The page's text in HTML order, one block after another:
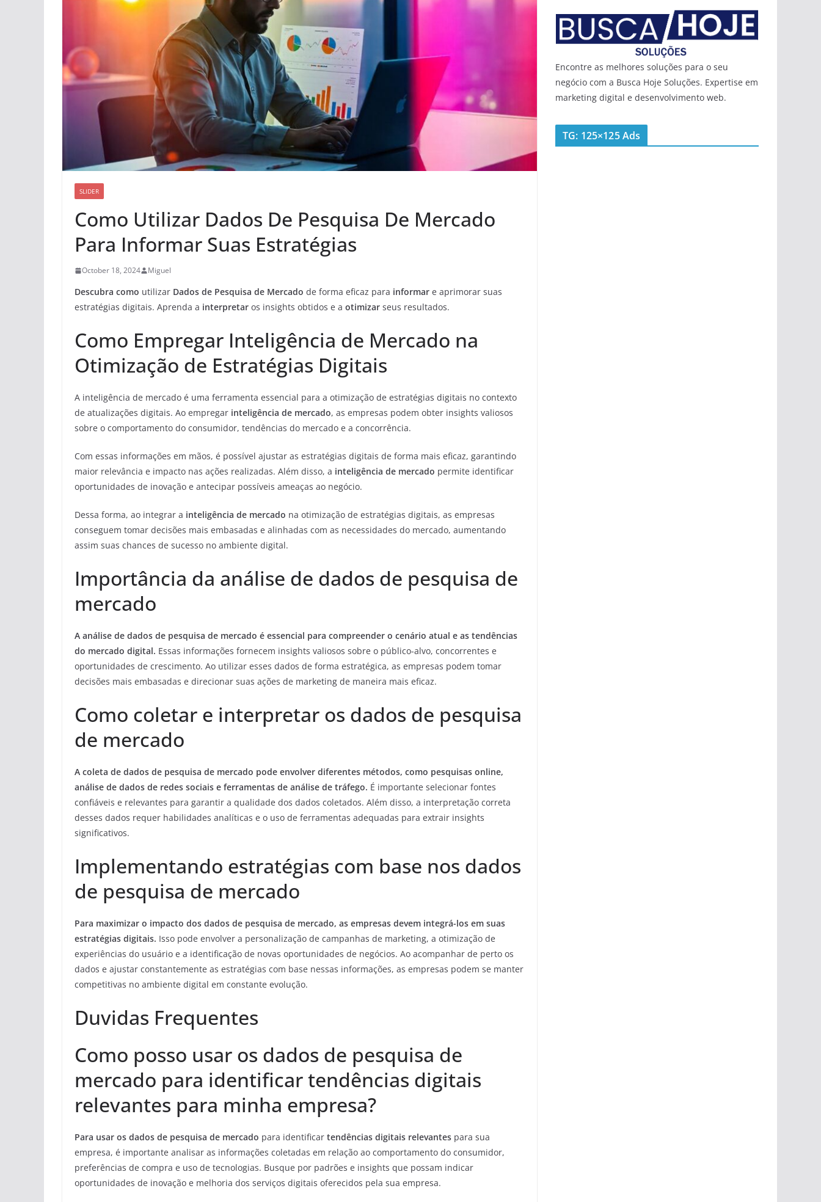
SLIDER
Como Utilizar Dados De Pesquisa De Mercado
Para Informar Suas Estratégias
October 18, 2024 Miguel
Descubra como utilizar Dados de Pesquisa de Mercado de forma eficaz para informar e aprimorar suas
estratégias digitais. Aprenda a interpretar os insights obtidos e a otimizar seus resultados.
Como Empregar Inteligência de Mercado na
Otimização de Estratégias Digitais
A inteligência de mercado é uma ferramenta essencial para a otimização de estratégias digitais no contexto
de atualizações digitais. Ao empregar inteligência de mercado, as empresas podem obter insights valiosos
sobre o comportamento do consumidor, tendências do mercado e a concorrência.
Com essas informações em mãos, é possível ajustar as estratégias digitais de forma mais eficaz, garantindo
maior relevância e impacto nas ações realizadas. Além disso, a inteligência de mercado permite identificar
oportunidades de inovação e antecipar possíveis ameaças ao negócio.
Dessa forma, ao integrar a inteligência de mercado na otimização de estratégias digitais, as empresas
conseguem tomar decisões mais embasadas e alinhadas com as necessidades do mercado, aumentando
assim suas chances de sucesso no ambiente digital.
Importância da análise de dados de pesquisa de
mercado
A análise de dados de pesquisa de mercado é essencial para compreender o cenário atual e as tendências
do mercado digital. Essas informações fornecem insights valiosos sobre o público-alvo, concorrentes e
oportunidades de crescimento. Ao utilizar esses dados de forma estratégica, as empresas podem tomar
decisões mais embasadas e direcionar suas ações de marketing de maneira mais eficaz.
Como coletar e interpretar os dados de pesquisa
de mercado
A coleta de dados de pesquisa de mercado pode envolver diferentes métodos, como pesquisas online,
análise de dados de redes sociais e ferramentas de análise de tráfego. É importante selecionar fontes
confiáveis e relevantes para garantir a qualidade dos dados coletados. Além disso, a interpretação correta
desses dados requer habilidades analíticas e o uso de ferramentas adequadas para extrair insights
significativos.
Implementando estratégias com base nos dados
de pesquisa de mercado
Para maximizar o impacto dos dados de pesquisa de mercado, as empresas devem integrá-los em suas
estratégias digitais. Isso pode envolver a personalização de campanhas de marketing, a otimização de
experiências do usuário e a identificação de novas oportunidades de negócios. Ao acompanhar de perto os
dados e ajustar constantemente as estratégias com base nessas informações, as empresas podem se manter
competitivas no ambiente digital em constante evolução.
Duvidas Frequentes
Como posso usar os dados de pesquisa de
mercado para identificar tendências digitais
relevantes para minha empresa?
Para usar os dados de pesquisa de mercado para identificar tendências digitais relevantes para sua
empresa, é importante analisar as informações coletadas em relação ao comportamento do consumidor,
preferências de compra e uso de tecnologias. Busque por padrões e insights que possam indicar
oportunidades de inovação e melhoria dos serviços digitais oferecidos pela sua empresa.
Encontre as melhores soluções para o seu
negócio com a Busca Hoje Soluções. Expertise em
marketing digital e desenvolvimento web.
TG: 125×125 Ads